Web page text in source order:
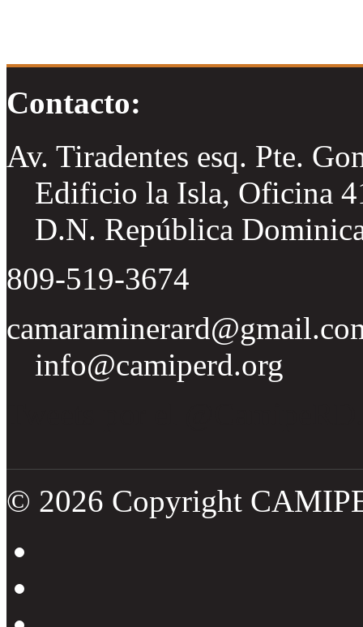
Contacto:
Av. Tiradentes esq. Pte.
Edificio la Isla, Oficina
D.N. República
809-519-3674
info@camiperd.org
© 2026 Copyright